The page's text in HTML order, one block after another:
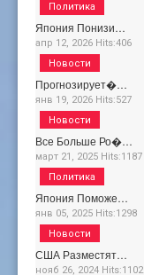
Япония Понизи…
апр 12, 2026 Hits:406
Политика
Прогнозирует�…
янв 19, 2026 Hits:527
Новости
Все Больше Ро�…
март 21, 2025 Hits:1187
Новости
Япония Поможе…
янв 05, 2025 Hits:1298
Политика
США Разместят…
нояб 26, 2024 Hits:1102
Новости